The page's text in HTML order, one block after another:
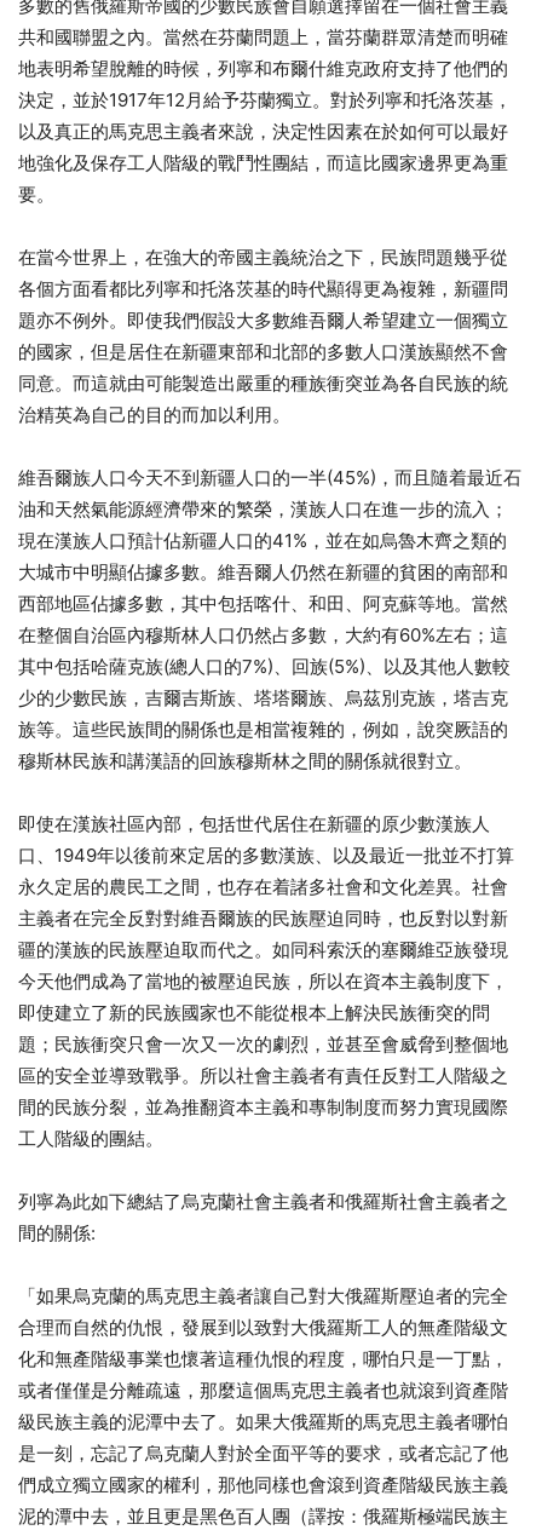
多數的舊俄羅斯帝國的少數民族會自願選擇留在一個社會主義
共和國聯盟之內。當然在芬蘭問題上，當芬蘭群眾清楚而明確
地表明希望脫離的時候，列寧和布爾什維克政府支持了他們的
決定，並於1917年12月給予芬蘭獨立。對於列寧和托洛茨基，
以及真正的馬克思主義者來說，決定性因素在於如何可以最好
地強化及保存工人階級的戰鬥性團結，而這比國家邊界更為重
要。
在當今世界上，在強大的帝國主義統治之下，民族問題幾乎從
各個方面看都比列寧和托洛茨基的時代顯得更為複雜，新疆問
題亦不例外。即使我們假設大多數維吾爾人希望建立一個獨立
的國家，但是居住在新疆東部和北部的多數人口漢族顯然不會
同意。而這就由可能製造出嚴重的種族衝突並為各自民族的統
治精英為自己的目的而加以利用。
維吾爾族人口今天不到新疆人口的一半(45%)，而且隨着最近石
油和天然氣能源經濟帶來的繁榮，漢族人口在進一步的流入；
現在漢族人口預計佔新疆人口的41%，並在如烏魯木齊之類的
大城市中明顯佔據多數。維吾爾人仍然在新疆的貧困的南部和
西部地區佔據多數，其中包括喀什、和田、阿克蘇等地。當然
在整個自治區內穆斯林人口仍然占多數，大約有60%左右；這
其中包括哈薩克族(總人口的7%)、回族(5%)、以及其他人數較
少的少數民族，吉爾吉斯族、塔塔爾族、烏茲別克族，塔吉克
族等。這些民族間的關係也是相當複雜的，例如，說突厥語的
穆斯林民族和講漢語的回族穆斯林之間的關係就很對立。
即使在漢族社區內部，包括世代居住在新疆的原少數漢族人
口、1949年以後前來定居的多數漢族、以及最近一批並不打算
永久定居的農民工之間，也存在着諸多社會和文化差異。社會
主義者在完全反對對維吾爾族的民族壓迫同時，也反對以對新
疆的漢族的民族壓迫取而代之。如同科索沃的塞爾維亞族發現
今天他們成為了當地的被壓迫民族，所以在資本主義制度下，
即使建立了新的民族國家也不能從根本上解決民族衝突的問
題；民族衝突只會一次又一次的劇烈，並甚至會威脅到整個地
區的安全並導致戰爭。所以社會主義者有責任反對工人階級之
間的民族分裂，並為推翻資本主義和專制制度而努力實現國際
工人階級的團結。
列寧為此如下總結了烏克蘭社會主義者和俄羅斯社會主義者之
間的關係:
「如果烏克蘭的馬克思主義者讓自己對大俄羅斯壓迫者的完全
合理而自然的仇恨，發展到以致對大俄羅斯工人的無產階級文
化和無產階級事業也懷著這種仇恨的程度，哪怕只是一丁點，
或者僅僅是分離疏遠，那麼這個馬克思主義者也就滾到資產階
級民族主義的泥潭中去了。如果大俄羅斯的馬克思主義者哪怕
是一刻，忘記了烏克蘭人對於全面平等的要求，或者忘記了他
們成立獨立國家的權利，那他同樣也會滾到資產階級民族主義
泥的潭中去，並且更是黑色百人團（譯按：俄羅斯極端民族主